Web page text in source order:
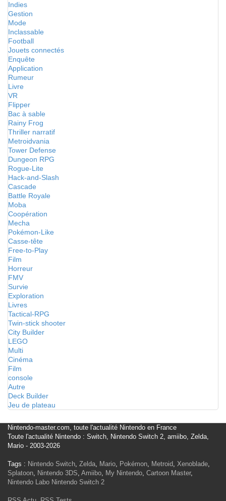
Indies
Gestion
Mode
Inclassable
Football
Jouets connectés
Enquête
Application
Rumeur
Livre
VR
Flipper
Bac à sable
Rainy Frog
Thriller narratif
Metroidvania
Tower Defense
Dungeon RPG
Rogue-Lite
Hack-and-Slash
Cascade
Battle Royale
Moba
Coopération
Mecha
Pokémon-Like
Casse-tête
Free-to-Play
Film
Horreur
FMV
Survie
Exploration
Livres
Tactical-RPG
Twin-stick shooter
City Builder
LEGO
Multi
Cinéma
Film
console
Autre
Deck Builder
Jeu de plateau
Nintendo-master.com, toute l'actualité Nintendo en France
Toute l'actualité Nintendo : Switch, Nintendo Switch 2, amiibo, Zelda,
Mario - 2003-2026
Tags : Nintendo Switch, Zelda, Mario, Pokémon, Metroid, Xenoblade,
Splatoon, Nintendo 3DS, Amiibo, My Nintendo, Cartoon Master,
Nintendo Labo Nintendo Switch 2